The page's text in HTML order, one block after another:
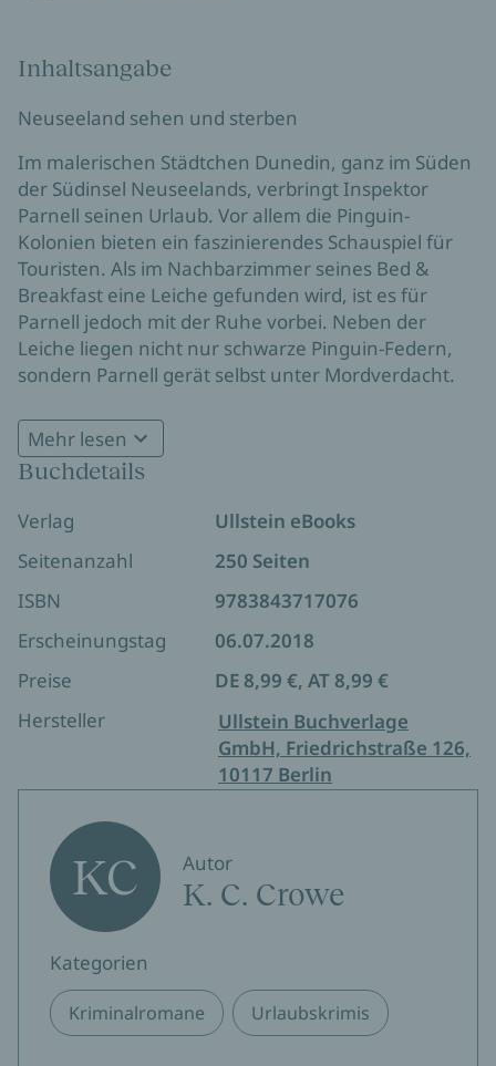
Inhaltsangabe
Neuseeland sehen und sterben
Im malerischen Städtchen Dunedin, ganz im Süden
der Südinsel Neuseelands, verbringt Inspektor
Parnell seinen Urlaub. Vor allem die Pinguin-
Kolonien bieten ein faszinierendes Schauspiel für
Touristen. Als im Nachbarzimmer seines Bed &
Breakfast eine Leiche gefunden wird, ist es für
Parnell jedoch mit der Ruhe vorbei. Neben der
Leiche liegen nicht nur schwarze Pinguin-Federn,
sondern Parnell gerät selbst unter Mordverdacht.
an nichts mehr erinnern. Wie soll er seine Unschuld
beweisen?
"K.C. Crowe zeichnet einen packenden Thriller vor
der Kulisse Neuseelands." Bild am Sonntag
Mehr lesen
Buchdetails
Verlag
Ullstein eBooks
Seitenanzahl
250 Seiten
ISBN
9783843717076
Erscheinungstag
06.07.2018
Preise
DE 8,99 €, AT 8,99 €
Hersteller
Ullstein Buchverlage
GmbH, Friedrichstraße 126,
10117 Berlin
KC Autor
K. C. Crowe
Kategorien
Kriminalromane Urlaubskrimis